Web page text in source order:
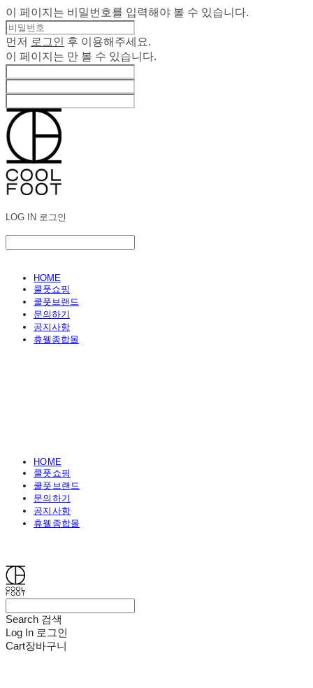
이 페이지는 비밀번호를 입력해야 볼 수 있습니다.
먼저 로그인
후 이용해주세요.
이 페이지는 만 볼 수 있습니다.
LOG IN 로그인
HOME
쿨풋쇼핑
쿨풋브랜드
문의하기
공지사항
휴웰종합몰
HOME
쿨풋쇼핑
쿨풋브랜드
문의하기
공지사항
휴웰종합몰
Search 검색
Log In 로그인
Cart장바구니